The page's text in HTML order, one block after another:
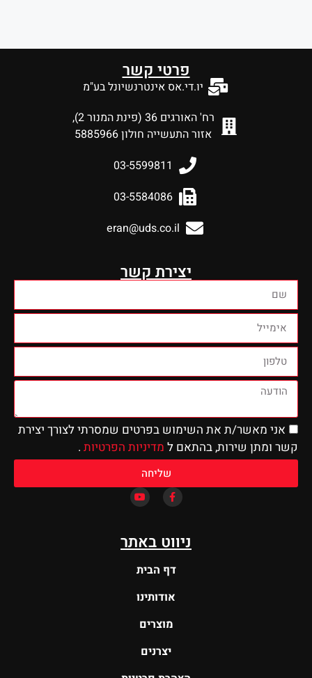
פרטי קשר
יו.די.אס אינטרנשיונל בע"מ
רח' האורגים 36 (פינת המנור 2),
אזור התעשייה חולון 5885966
03-5599811
03-5584086
eran@uds.co.il
יצירת קשר
אני מאשר/ת את השימוש בפרטים שמסרתי לצורך יצירת
קשר ומתן שירות, בהתאם ל מדיניות הפרטיות .
שליחה
ניווט באתר
דף הבית
אודותינו
מוצרים
יצרנים